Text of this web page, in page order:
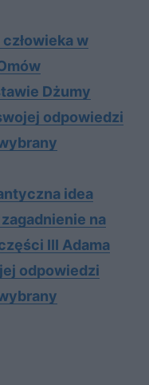
w
Dżumy
odpowiedzi
idea
na
III Adama
odpowiedzi